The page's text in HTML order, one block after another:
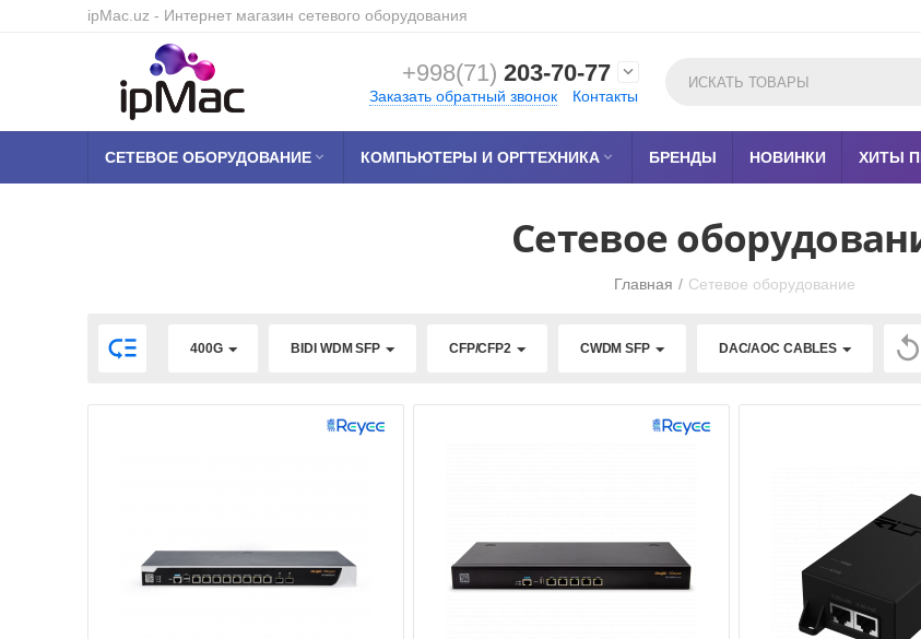
ipMac.uz - Интернет магазин сетевого оборудования
+998(71) 203-70-77 
Заказать обратный звонок Контакты
СЕТЕВОЕ ОБОРУДОВАНИЕ  КОМПЬЮТЕРЫ И ОРГТЕХНИКА  БРЕНДЫ НОВИНКИ ХИТЫ
Сетевое
Главная / Сетевое оборудование
 400G BIDI WDM SFP CFP/CFP2 CWDM SFP DAC/AOC CABLES 